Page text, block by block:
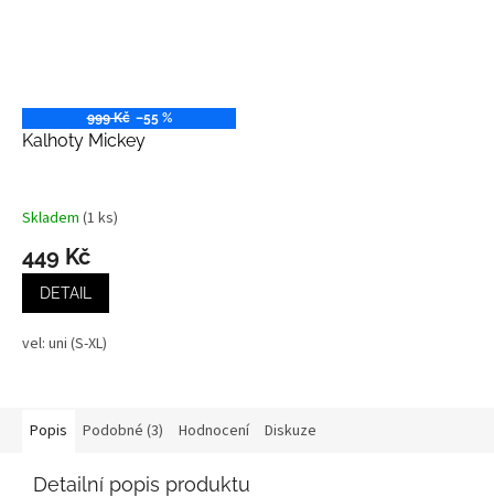
999 Kč –55 %
Kalhoty Mickey
Skladem (1 ks)
449 Kč
DETAIL
vel: uni (S-XL)
Popis Podobné (3) Hodnocení Diskuze
Detailní popis produktu